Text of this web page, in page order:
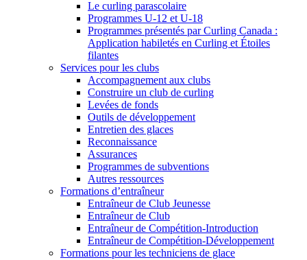
Le curling parascolaire
Programmes U-12 et U-18
Programmes présentés par Curling Canada :
Application habiletés en Curling et Étoiles
filantes
Services pour les clubs
Accompagnement aux clubs
Construire un club de curling
Levées de fonds
Outils de développement
Entretien des glaces
Reconnaissance
Assurances
Programmes de subventions
Autres ressources
Formations d’entraîneur
Entraîneur de Club Jeunesse
Entraîneur de Club
Entraîneur de Compétition-Introduction
Entraîneur de Compétition-Développement
Formations pour les techniciens de glace